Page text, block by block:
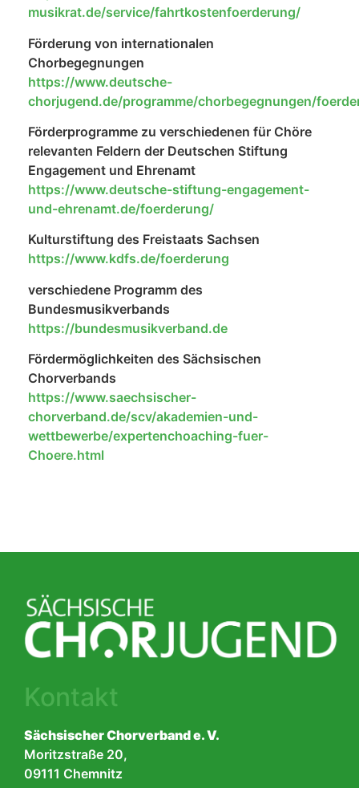
musikrat.de/service/fahrtkostenfoerderung/
Förderung von internationalen
Chorbegegnungen
https://www.deutsche-
chorjugend.de/programme/chorbegegnungen/
Förderprogramme zu verschiedenen für Chöre
relevanten Feldern der Deutschen Stiftung
Engagement und Ehrenamt
https://www.deutsche-stiftung-engagement-
und-ehrenamt.de/foerderung/
Kulturstiftung des Freistaats Sachsen
https://www.kdfs.de/foerderung
verschiedene Programm des
Bundesmusikverbands
https://bundesmusikverband.de
Fördermöglichkeiten des Sächsischen
Chorverbands
https://www.saechsischer-
chorverband.de/scv/akademien-und-
wettbewerbe/expertenchoaching-fuer-
Choere.html
Kontakt
Sächsischer Chorverband e. V.
Moritzstraße 20,
09111 Chemnitz